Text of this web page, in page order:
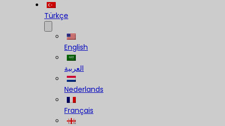
Türkçe
English
العربية
Nederlands
Français